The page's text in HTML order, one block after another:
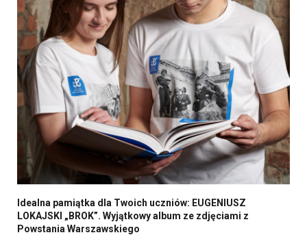
Idealna pamiątka dla Twoich uczniów: EUGENIUSZ
LOKAJSKI „BROK”. Wyjątkowy album ze zdjęciami z
Powstania Warszawskiego